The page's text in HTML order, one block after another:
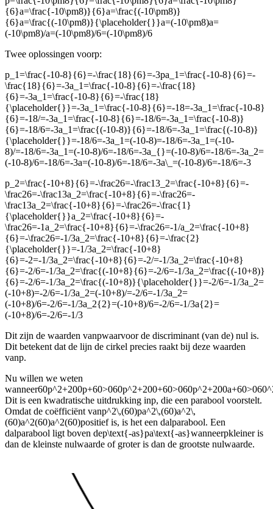
{6}a=\frac{-10\pm8)}{6}a=\frac{(-10\pm8)}
{6}a=\frac{(-10\pm8)}{\placeholder{}}a=(-10\pm8)a=
(-10\pm8)/a=(-10\pm8)/6=(-10\pm8)/6
Twee oplossingen voorp:
p_1=\frac{-10-8}{6}=-\frac{18}{6}=-3pa_1=\frac{-10-8}{6}=-
\frac{18}{6}=-3a_1=\frac{-10-8}{6}=-\frac{18}
{6}=-3a_1=\frac{-10-8}{6}=-\frac{18}
{\placeholder{}}=-3a_1=\frac{-10-8}{6}=-18=-3a_1=\frac{-10-8}
{6}=-18/=-3a_1=\frac{-10-8}{6}=-18/6=-3a_1=\frac{-10-8)}
{6}=-18/6=-3a_1=\frac{(-10-8)}{6}=-18/6=-3a_1=\frac{(-10-8)}
{\placeholder{}}=-18/6=-3a_1=(-10-8)=-18/6=-3a_1=(-10-
8)/=-18/6=-3a_1=(-10-8)/6=-18/6=-3a_{}=(-10-8)/6=-18/6=-3a_2=
(-10-8)/6=-18/6=-3a=(-10-8)/6=-18/6=-3a\_=(-10-8)/6=-18/6=-3
p_2=\frac{-10+8}{6}=-\frac26=-\frac13_2=\frac{-10+8}{6}=-
\frac26=-\frac13a_2=\frac{-10+8}{6}=-\frac26=-
\frac13a_2=\frac{-10+8}{6}=-\frac26=-\frac{1}
{\placeholder{}}a_2=\frac{-10+8}{6}=-
\frac26=-1a_2=\frac{-10+8}{6}=-\frac26=-1/a_2=\frac{-10+8}
{6}=-\frac26=-1/3a_2=\frac{-10+8}{6}=-\frac{2}
{\placeholder{}}=-1/3a_2=\frac{-10+8}
{6}=-2=-1/3a_2=\frac{-10+8}{6}=-2/=-1/3a_2=\frac{-10+8}
{6}=-2/6=-1/3a_2=\frac{(-10+8}{6}=-2/6=-1/3a_2=\frac{(-10+8)}
{6}=-2/6=-1/3a_2=\frac{(-10+8)}{\placeholder{}}=-2/6=-1/3a_2=
(-10+8)=-2/6=-1/3a_2=(-10+8)/=-2/6=-1/3a_2=
(-10+8)/6=-2/6=-1/3a_2{2}=(-10+8)/6=-2/6=-1/3a{2}=
(-10+8)/6=-2/6=-1/3
Dit zijn de waarden vanpwaarvoor de discriminant (van de) nul is.
Dit betekent dat de lijn de cirkel precies raakt bij deze waarden
vanp.
Nu willen we weten
wanneer
Dit is een kwadratische uitdrukking inp, die een parabool voorstelt.
Omdat de coëfficiënt vanp^2\,(60)pa^2\,(60)a^2\,
(60)a^2(60)a^2(60)positief is, is het een dalparabool. Een
dalparabool ligt boven dep\text{-as}pa\text{-as}wanneerpkleiner is
dan de kleinste nulwaarde of groter is dan de grootste nulwaarde.